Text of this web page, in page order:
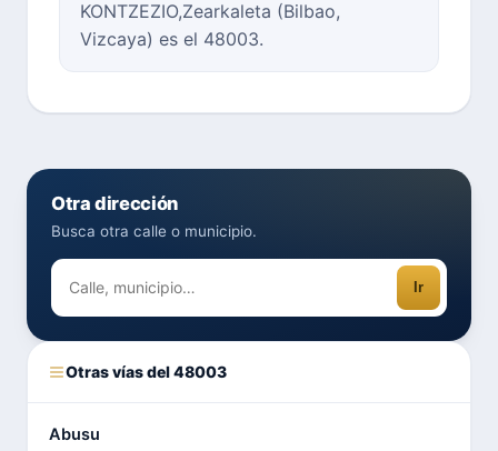
KONTZEZIO,Zearkaleta (Bilbao,
Vizcaya) es el 48003.
Otra dirección
Busca otra calle o municipio.
Ir
Otras vías del 48003
Abusu